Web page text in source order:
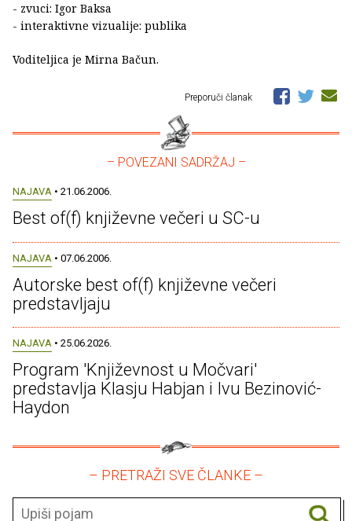
- zvuci: Igor Baksa
- interaktivne vizualije: publika
Voditeljica je Mirna Bačun.
Preporuči članak
– POVEZANI SADRŽAJ –
NAJAVA • 21.06.2006.
Best of(f) književne večeri u SC-u
NAJAVA • 07.06.2006.
Autorske best of(f) književne večeri
predstavljaju
NAJAVA • 25.06.2026.
Program 'Književnost u Močvari'
predstavlja Klasju Habjan i Ivu Bezinović-
Haydon
– PRETRAŽI SVE ČLANKE –